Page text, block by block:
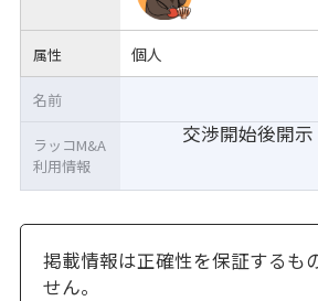
属性 個人
交渉開始後開示
名前
ラッコM&A
利用情報
掲載情報は正確性を保証するも
せん。